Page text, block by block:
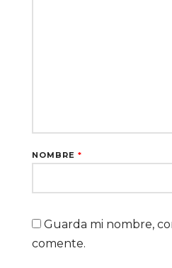
NOMBRE *
Guarda mi nombre,
comente.